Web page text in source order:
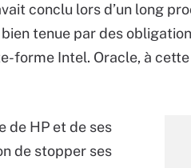
conclu lors d’un long
tenue par des
forme Intel. Oracle, à
de HP et de ses
de stopper ses